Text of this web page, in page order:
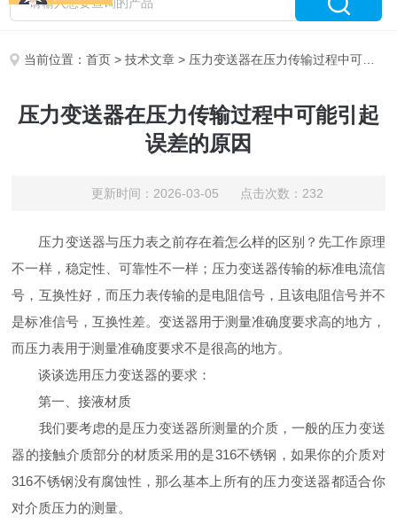
当前位置：首页 >技术文章 > 压力变送器在压力传输过程中可能引起误差的原因
压力变送器在压力传输过程中可能引起
误差的原因
更新时间：2026-03-05 点击次数：232
压力变送器与压力表之前存在着怎么样的区别？先工作原理
不一样，稳定性、可靠性不一样；压力变送器传输的标准电流信
号，互换性好，而压力表传输的是电阻信号，且该电阻信号并不
是标准信号，互换性差。变送器用于测量准确度要求高的地方，
而压力表用于测量准确度要求不是很高的地方。
谈谈选用压力变送器的要求：
第一、接液材质
我们要考虑的是压力变送器所测量的介质，一般的压力变送
器的接触介质部分的材质采用的是316不锈钢，如果你的介质对
316不锈钢没有腐蚀性，那么基本上所有的压力变送器都适合你
对介质压力的测量。